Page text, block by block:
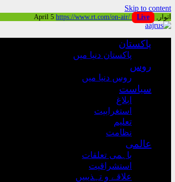
Skip to content
اتوار, April 5 https://www.rt.com/on-air/ Live
پاکستان
پاکستان دنیا میں
روس
روس دنیا میں
سیاست
ابلاغ
استغرابیت
تعلیم
نظامت
عالمی
باہمی تعلقات
استشراقیت
علاقے و تہذیبیں